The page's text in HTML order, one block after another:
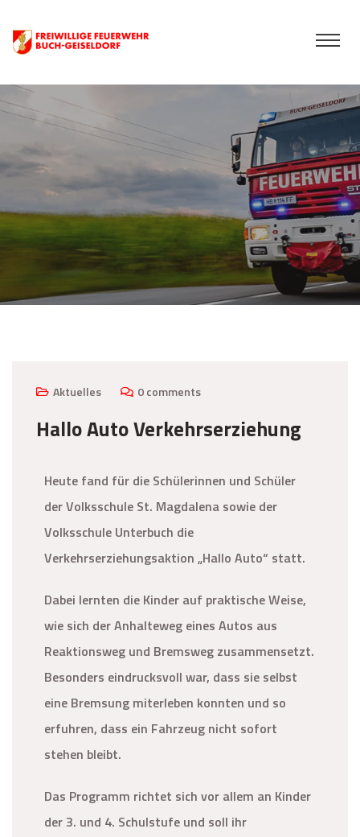
Aktuelles 0 comments
Hallo Auto Verkehrserziehung
Heute fand für die Schülerinnen und Schüler
der Volksschule St. Magdalena sowie der
Volksschule Unterbuch die
Verkehrserziehungsaktion „Hallo Auto“ statt.
Dabei lernten die Kinder auf praktische Weise,
wie sich der Anhalteweg eines Autos aus
Reaktionsweg und Bremsweg zusammensetzt.
Besonders eindrucksvoll war, dass sie selbst
eine Bremsung miterleben konnten und so
erfuhren, dass ein Fahrzeug nicht sofort
stehen bleibt.
Das Programm richtet sich vor allem an Kinder
der 3. und 4. Schulstufe und soll ihr